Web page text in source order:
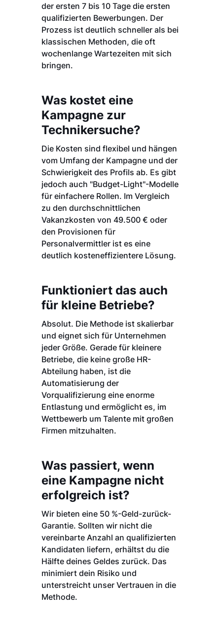
der ersten 7 bis 10 Tage die ersten
qualifizierten Bewerbungen. Der
Prozess ist deutlich schneller als bei
klassischen Methoden, die oft
wochenlange Wartezeiten mit sich
bringen.
Was kostet eine
Kampagne zur
Technikersuche?
Die Kosten sind flexibel und hängen
vom Umfang der Kampagne und der
Schwierigkeit des Profils ab. Es gibt
jedoch auch "Budget-Light"-Modelle
für einfachere Rollen. Im Vergleich
zu den durchschnittlichen
Vakanzkosten von 49.500 € oder
den Provisionen für
Personalvermittler ist es eine
deutlich kosteneffizientere Lösung.
Funktioniert das auch
für kleine Betriebe?
Absolut. Die Methode ist skalierbar
und eignet sich für Unternehmen
jeder Größe. Gerade für kleinere
Betriebe, die keine große HR-
Abteilung haben, ist die
Automatisierung der
Vorqualifizierung eine enorme
Entlastung und ermöglicht es, im
Wettbewerb um Talente mit großen
Firmen mitzuhalten.
Was passiert, wenn
eine Kampagne nicht
erfolgreich ist?
Wir bieten eine 50 %-Geld-zurück-
Garantie. Sollten wir nicht die
vereinbarte Anzahl an qualifizierten
Kandidaten liefern, erhältst du die
Hälfte deines Geldes zurück. Das
minimiert dein Risiko und
unterstreicht unser Vertrauen in die
Methode.